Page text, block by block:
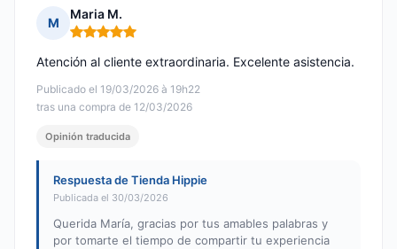
M
Maria M.
Nota: 5 de 5
Publicado el 19/03/2026 à 19h22
tras una compra de 12/03/2026
Atención al cliente extraordinaria. Excelente asistencia.
Opinión traducida
Respuesta de Tienda Hippie
Publicada el 30/03/2026
Querida María, gracias por tus amables palabras y
por tomarte el tiempo de compartir tu experiencia